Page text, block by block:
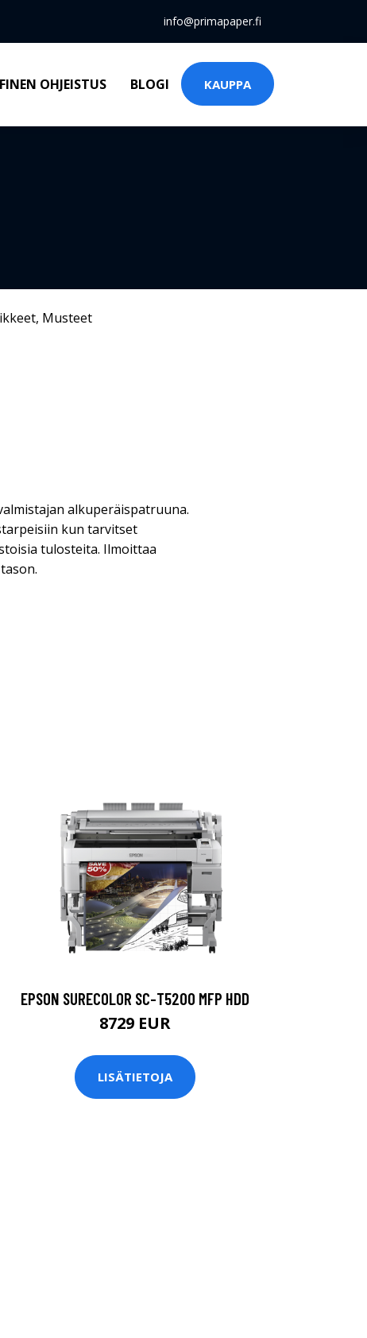
info@primapaper.fi
OHJEISTUS BLOGI KAUPPA
, Musteet
alkuperäispatruuna.
kun tarvitset
tulosteita. Ilmoittaa
EPSON SURECOLOR SC-T5200 MFP HDD
8729 EUR
LISÄTIETOJA